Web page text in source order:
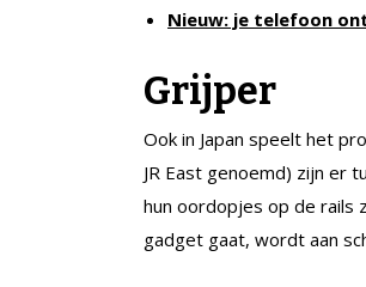
Nieuw: je telefoon
Grijper
Ook in Japan speelt het
JR East genoemd) zijn er
hun oordopjes op de rails
gadget gaat, wordt aan